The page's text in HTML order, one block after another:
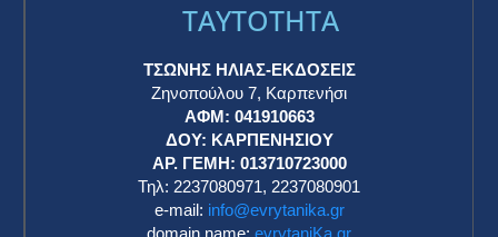
TAYTOTHTA
ΤΣΩΝΗΣ ΗΛΙΑΣ-ΕΚΔΟΣΕΙΣ
Ζηνοπούλου 7, Καρπενήσι
ΑΦΜ: 041910663
ΔΟΥ: ΚΑΡΠΕΝΗΣΙΟΥ
ΑΡ. ΓΕΜΗ: 013710723000
Τηλ: 2237080971, 2237080901
e-mail: info@evrytanika.gr